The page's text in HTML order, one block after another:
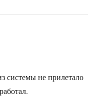
системы не прилетало